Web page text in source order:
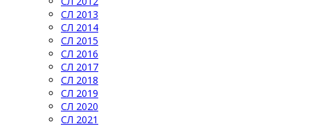
СЛ 2013
СЛ 2014
СЛ 2015
СЛ 2016
СЛ 2017
СЛ 2018
СЛ 2019
СЛ 2020
СЛ 2021